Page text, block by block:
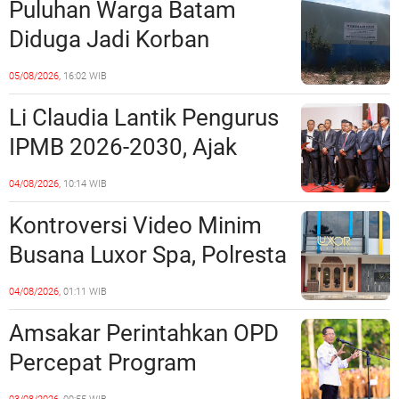
Perundang-undangan
Puluhan Warga Batam
Diduga Jadi Korban
Penipuan Kavling Hingga
Miliaran Rupiah, Laporan ke
Polda Kepri Jalan di
Tempat?
05/08/2026, 16:02 WIB
Li Claudia Lantik Pengurus
IPMB 2026-2030, Ajak
Perkuat Kerukunan dan
Sinergi dengan Pemko
Batam
04/08/2026, 10:14 WIB
Kontroversi Video Minim
Busana Luxor Spa, Polresta
Barelang Usut Tuntas
Unsur Pelanggaran Hukum
04/08/2026, 01:11 WIB
Amsakar Perintahkan OPD
Percepat Program
Prioritas, Targetkan